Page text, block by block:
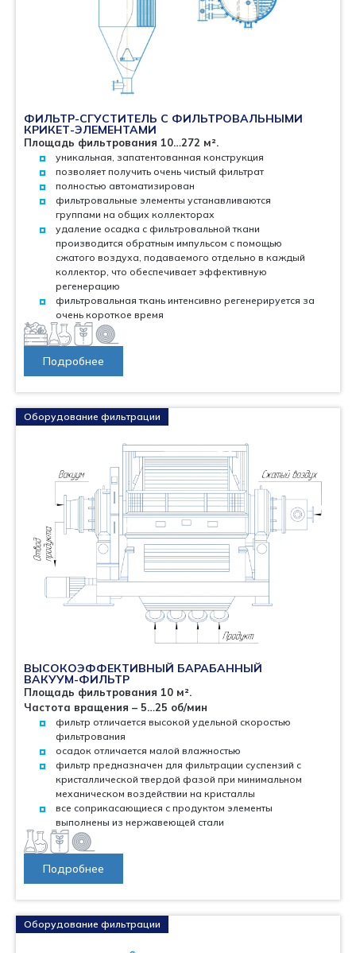
ФИЛЬТР-СГУСТИТЕЛЬ С ФИЛЬТРОВАЛЬНЫМИ
КРИКЕТ-ЭЛЕМЕНТАМИ
Площадь фильтрования 10…272 м².
уникальная, запатентованная конструкция
позволяет получить очень чистый фильтрат
полностью автоматизирован
фильтровальные элементы устанавливаются
группами на общих коллекторах
удаление осадка с фильтровальной ткани
производится обратным импульсом с помощью
сжатого воздуха, подаваемого отдельно в каждый
коллектор, что обеспечивает эффективную
регенерацию
фильтровальная ткань интенсивно регенерируется за
очень короткое время
Подробнее
Оборудование фильтрации
ВЫСОКОЭФФЕКТИВНЫЙ БАРАБАННЫЙ
ВАКУУМ-ФИЛЬТР
Площадь фильтрования 10 м².
Частота вращения – 5…25 об/мин
фильтр отличается высокой удельной скоростью
фильтрования
осадок отличается малой влажностью
фильтр предназначен для фильтрации суспензий с
кристаллической твердой фазой при минимальном
механическом воздействии на кристаллы
все соприкасающиеся с продуктом элементы
выполнены из нержавеющей стали
Подробнее
Оборудование фильтрации